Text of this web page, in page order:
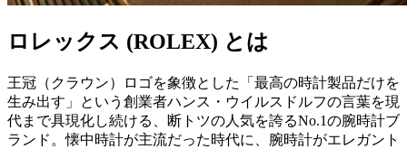
ロレックス (ROLEX) とは
王冠（クラウン）ロゴを象徴とした「最高の時計製品だけを
生み出す」という創業者ハンス・ウイルスドルフの言葉を現
代まで具現化し続ける、断トツの人気を誇るNo.1の腕時計ブ
ランド。懐中時計が主流だった時代に、腕時計がエレガント